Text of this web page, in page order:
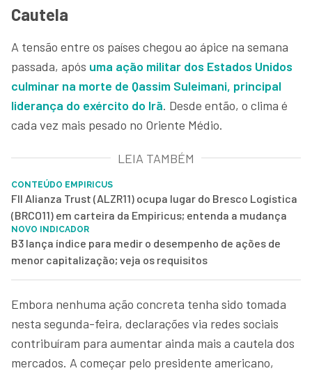
Cautela
A tensão entre os países chegou ao ápice na semana
passada, após uma ação militar dos Estados Unidos
culminar na morte de Qassim Suleimani, principal
liderança do exército do Irã. Desde então, o clima é
cada vez mais pesado no Oriente Médio.
LEIA TAMBÉM
CONTEÚDO EMPIRICUS
FII Alianza Trust (ALZR11) ocupa lugar do Bresco Logística
(BRCO11) em carteira da Empiricus; entenda a mudança
NOVO INDICADOR
B3 lança índice para medir o desempenho de ações de
menor capitalização; veja os requisitos
Embora nenhuma ação concreta tenha sido tomada
nesta segunda-feira, declarações via redes sociais
contribuíram para aumentar ainda mais a cautela dos
mercados. A começar pelo presidente americano,